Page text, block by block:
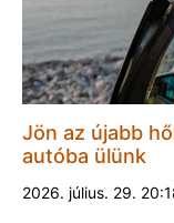
Jön az újabb
autóba ülünk
2026. július. 29.